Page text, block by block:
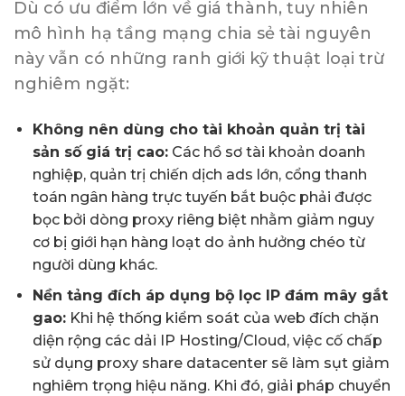
Dù có ưu điểm lớn về giá thành, tuy nhiên
mô hình hạ tầng mạng chia sẻ tài nguyên
này vẫn có những ranh giới kỹ thuật loại trừ
nghiêm ngặt:
Không nên dùng cho tài khoản quản trị tài
sản số giá trị cao:Các hồ sơ tài khoản doanh
nghiệp, quản trị chiến dịch ads lớn, cổng thanh
toán ngân hàng trực tuyến bắt buộc phải được
bọc bởi dòng proxy riêng biệt nhằm giảm nguy
cơ bị giới hạn hàng loạt do ảnh hưởng chéo từ
người dùng khác.
Nền tảng đích áp dụng bộ lọc IP đám mây gắt
gao:Khi hệ thống kiểm soát của web đích chặn
diện rộng các dải IP Hosting/Cloud, việc cố chấp
sử dụng proxy share datacenter sẽ làm sụt giảm
nghiêm trọng hiệu năng. Khi đó, giải pháp chuyển